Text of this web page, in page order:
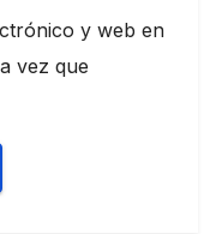
y web en
vez que